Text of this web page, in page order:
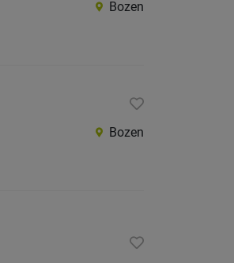
Bozen
Bozen